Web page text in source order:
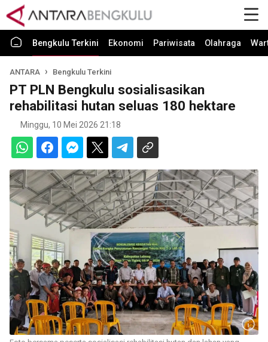
Bengkulu Terkini Ekonomi Pariwisata Olahraga
ANTARA Bengkulu Terkini
PT PLN Bengkulu sosialisasikan
rehabilitasi hutan seluas 180 hektare
Minggu, 10 Mei 2026 21:18